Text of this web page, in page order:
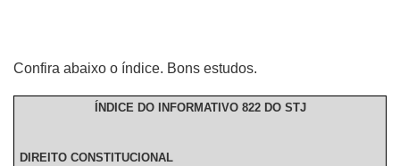
Confira abaixo o índice. Bons estudos.
ÍNDICE DO INFORMATIVO 822 DO STJ
DIREITO CONSTITUCIONAL